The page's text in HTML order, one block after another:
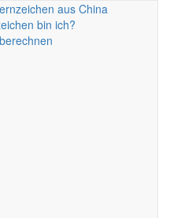
aus China
bin ich?